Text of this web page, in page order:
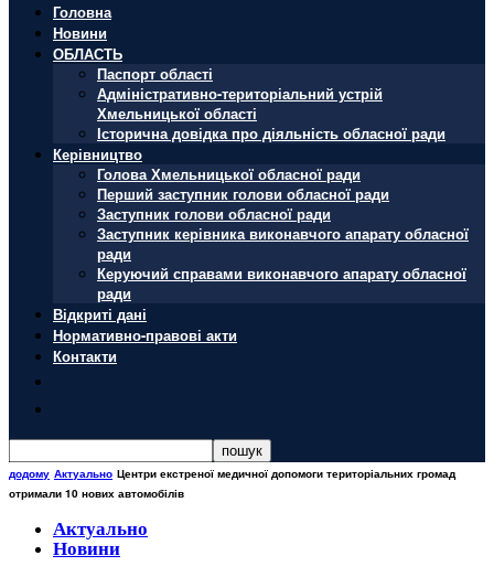
Головна
Новини
ОБЛАСТЬ
Паспорт області
Адміністративно-територіальний устрій
Хмельницької області
Історична довідка про діяльність обласної ради
Керівництво
Голова Хмельницької обласної ради
Перший заступник голови обласної ради
Заступник голови обласної ради
Заступник керівника виконавчого апарату обласної
ради
Керуючий справами виконавчого апарату обласної
ради
Відкриті дані
Нормативно-правові акти
Контакти
додому Актуально Центри екстреної медичної допомоги територіальних громад
отримали 10 нових автомобілів
Актуально
Новини